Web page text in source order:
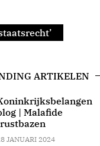
ARTIKELEN
| Malafide
JANUARI 2024